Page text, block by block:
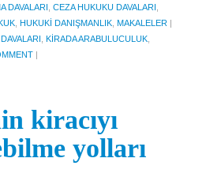
DAVALARI CEZA HUKUKU DAVALARI
HUKUKI DANIŞMANLIK MAKALELER |
KIRADA ARABULUCULUK
|
kiracıyı
yolları